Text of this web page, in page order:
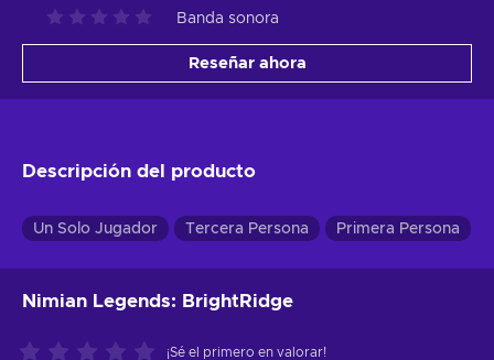
Banda sonora
Reseñar ahora
Descripción del producto
Un Solo Jugador Tercera Persona Primera Persona
Nimian Legends: BrightRidge
¡Sé el primero en valorar!